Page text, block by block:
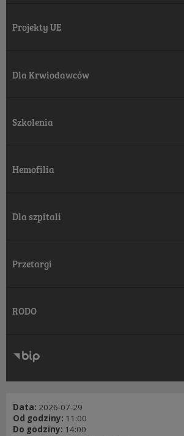
Projekty UE
Dla Krwiodawców
Szkolenia
Hemofilia
Dla szpitali
Przetargi
RODO
RODO
Klauzule informacyjne
Data: 2026-07-29
Od godziny: 11:00
Do godziny: 14:00